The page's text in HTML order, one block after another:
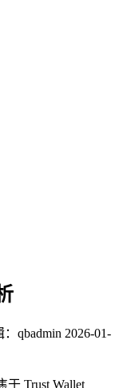
qbadmin 2026-01-
于 Trust Wallet